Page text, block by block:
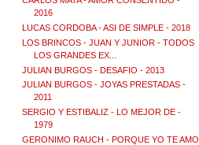
2016
LUCAS CORDOBA - ASI DE SIMPLE - 2018
LOS BRINCOS - JUAN Y JUNIOR - TODOS
LOS GRANDES EX...
JULIAN BURGOS - DESAFIO - 2013
JULIAN BURGOS - JOYAS PRESTADAS -
2011
SERGIO Y ESTIBALIZ - LO MEJOR DE -
1979
GERONIMO RAUCH - PORQUE YO TE AMO